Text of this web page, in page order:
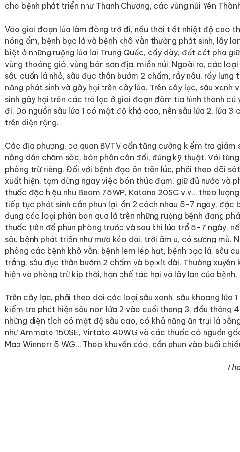
cho bệnh phát triển như Thanh Chương, các vùng núi Yên
Vào giai đoạn lúa làm đòng trở đi, nếu thời tiết nhiệt độ cao
nóng ẩm, bệnh bạc lá và bệnh khô vằn thường phát sinh, lây
biệt ở những ruộng lúa lai Trung Quốc, cấy dày, đất cát pha
vùng thoáng gió, vùng bán sơn địa, miền núi. Ngoài ra, các
sâu cuốn lá nhỏ, sâu đục thân bướm 2 chấm, rầy nâu, rầy
năng phát sinh và gây hại trên cây lúa. Trên cây lạc, sâu xanh
sinh gây hại trên các trà lạc ở giai đoạn đâm tia hình thành
đi. Do nguồn sâu lứa 1 có mật độ khá cao, nên sâu lứa 2, lứa 3
trên diện rộng.
Các địa phương, cơ quan BVTV cần tăng cường kiểm tra giám
nông dân chăm sóc, bón phân cân đối, đúng kỹ thuật. Với
phòng trừ riêng. Đối với bệnh đạo ôn trên lúa, phải theo dõi
xuất hiện, tạm dừng ngay việc bón thúc đạm, giữ đủ nước và
thuốc đặc hiệu như Beam 75WP, Katana 20SC v.v… theo
tiếp tục phát sinh cần phun lại lần 2 cách nhau 5-7 ngày, đặc
dụng các loại phân bón qua lá trên những ruộng bệnh đang
thuốc trên để phun phòng trước và sau khi lúa trổ 5-7 ngày,
sâu bệnh phát triển như mưa kéo dài, trời âm u, có sương mù.
phòng các bệnh khô vằn, bệnh lem lép hạt, bệnh bạc lá, sâu
trắng, sâu đục thân bướm 2 chấm và bọ xít dài. Thường xuyên
hiện và phòng trừ kịp thời, hạn chế tác hại và lây lan của bệnh.
Trên cây lạc, phải theo dõi các loại sâu xanh, sâu khoang lứa
kiểm tra phát hiện sâu non lứa 2 vào cuối tháng 3, đầu tháng
những diện tích có mật độ sâu cao, có khả năng ăn trụi lá
như Ammate 150SE, Virtako 40WG và các thuốc có nguồn
Map Winnerr 5 WG… Theo khuyến cáo, cần phun vào buổi